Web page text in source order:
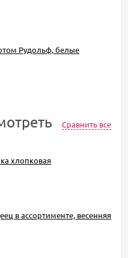
Рудольф, белые
Сравнить все
хлопковая
в ассортименте, весенняя